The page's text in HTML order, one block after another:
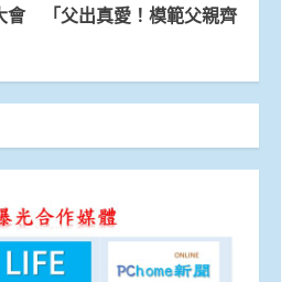
會 「父出真愛！模範父親齊